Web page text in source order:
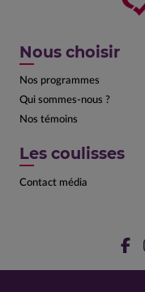
Nous choisir
Nos programmes
Qui sommes-nous ?
Nos témoins
Les coulisses
Contact média